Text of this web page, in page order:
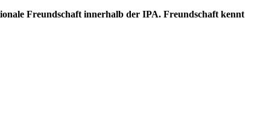
Freundschaft innerhalb der IPA. Freundschaft kennt